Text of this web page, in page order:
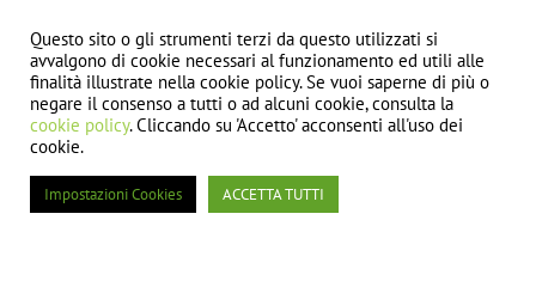
La guida su
come si svolge il programma di una vacanza
studiospiega perché lezioni, attività ed escursioni
possano essere adattate senza perdere la coerenza
educativa del soggiorno.
Come partecipare in modo
Questo sito o gli strumenti terzi da questo utilizzati si
avvalgono di cookie necessari al funzionamento ed utili alle
finalità illustrate nella cookie policy. Se vuoi saperne di più o
negare il consenso a tutti o ad alcuni cookie, consulta la
cookie policy. Cliccando su 'Accetto' acconsenti all'uso dei
cookie.
Impostazioni Cookies ACCETTA TUTTI